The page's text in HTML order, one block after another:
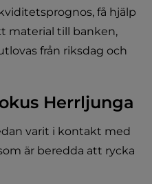
få hjälp
material till banken,
från riksdag och
Herrljunga
varit i kontakt med
är beredda att rycka